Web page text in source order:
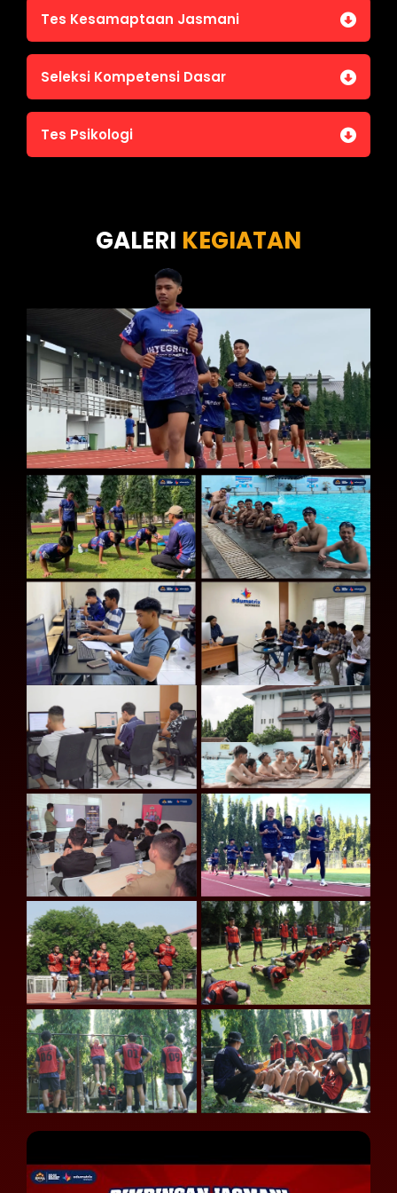
Tes Kesamaptaan Jasmani
Jasmani A (Lari 12 menit)
Jasmani C (Renang)
Seleksi Kompetensi Dasar
Tes Intelegensi Umum
Tes Psikologi
Tes Kepribadian
GALERI KEGIATAN